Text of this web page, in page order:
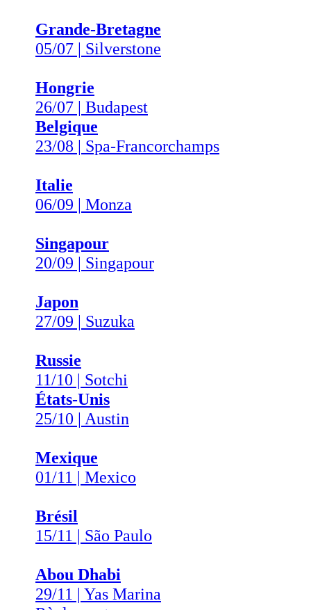
Grande-Bretagne
05/07 | Silverstone
Hongrie
26/07 | Budapest
Belgique
23/08 | Spa-Francorchamps
Italie
06/09 | Monza
Singapour
20/09 | Singapour
Japon
27/09 | Suzuka
Russie
11/10 | Sotchi
États-Unis
25/10 | Austin
Mexique
01/11 | Mexico
Brésil
15/11 | São Paulo
Abou Dhabi
29/11 | Yas Marina